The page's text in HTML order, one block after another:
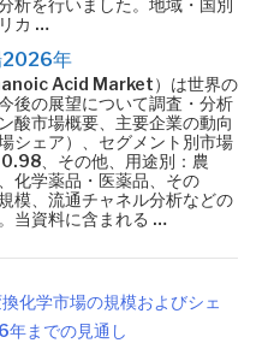
析を行いました。地域・国別
カ …
2026年
Acid Market）は世界の
後の展望について調査・分析
酸市場概要、主要企業の動向
シェア）、セグメント別市場
、その他、用途別：農
化学薬品・医薬品、その
模、流通チャネル分析などの
当資料に含まれる …
化学市場の規模およびシェ
までの見通し